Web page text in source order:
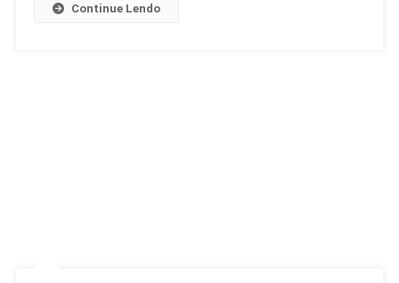
Continue Lendo